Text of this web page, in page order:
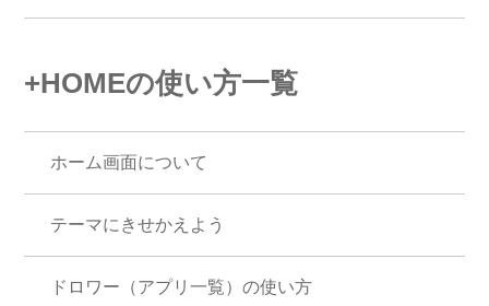
+HOMEの使い方一覧
ホーム画面について
テーマにきせかえよう
ドロワー（アプリ一覧）の使い方